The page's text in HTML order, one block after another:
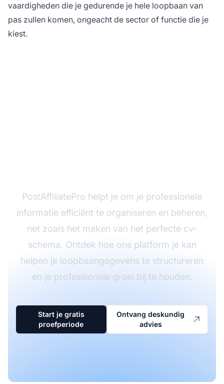
vaardigheden die je gedurende je hele loopbaan van
pas zullen komen, ongeacht de sector of functie die je
kiest.
PostAffiliatePro helpt je om je professionele
informatie efficiënt te organiseren en beheren,
net zoals het maken van het perfecte cv-
schema. Ontdek hoe ons platform je kan
helpen je loopbaangegevens te structureren
en je professionele groei bij te houden.
Start je gratis
proefperiode
Ontvang deskundig
advies